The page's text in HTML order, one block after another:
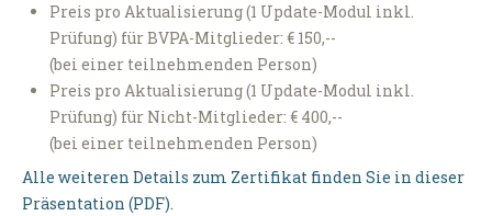
Preis pro Aktualisierung (1 Update-Modul inkl.
Prüfung) für BVPA-Mitglieder: € 150,--
(bei einer teilnehmenden Person)
Preis pro Aktualisierung (1 Update-Modul inkl.
Prüfung) für Nicht-Mitglieder: € 400,--
(bei einer teilnehmenden Person)
Alle weiteren Details zum Zertifikat finden Sie in dieser
Präsentation (PDF).